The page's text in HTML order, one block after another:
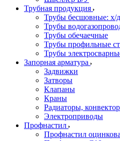
Трубная продукция
Трубы бесшовные: х/
Трубы
Трубы обечаечные
Трубы профильные
Трубы
Запорная арматура
Задвижки
Затворы
Клапаны
Краны
Радиаторы,
Электроприводы
Профнастил
Профнастил